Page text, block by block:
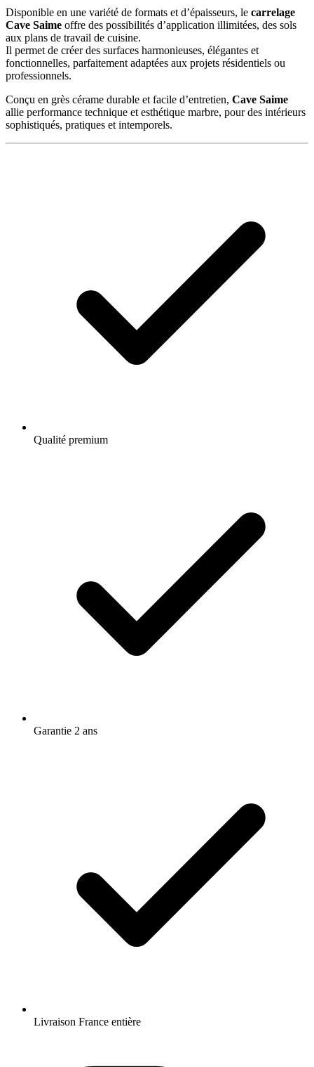
Disponible en une variété de formats et d’épaisseurs, le carrelage
Cave Saime offre des possibilités d’application illimitées, des sols
aux plans de travail de cuisine.
Il permet de créer des surfaces harmonieuses, élégantes et
fonctionnelles, parfaitement adaptées aux projets résidentiels ou
professionnels.
Conçu en grès cérame durable et facile d’entretien, Cave Saime
allie performance technique et esthétique marbre, pour des intérieurs
sophistiqués, pratiques et intemporels.
Qualité premium
Garantie 2 ans
Livraison France entière